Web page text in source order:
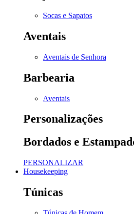
Socas e Sapatos
Aventais
Aventais de Senhora
Barbearia
Aventais
Personalizações
Bordados e
PERSONALIZAR
Housekeeping
Túnicas